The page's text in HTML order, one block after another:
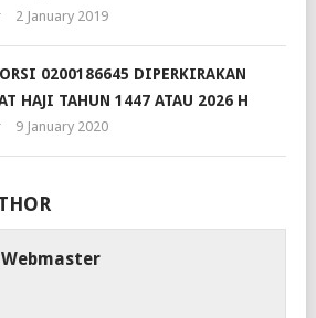
2 January 2019
0200186645 DIPERKIRAKAN
HAJI TAHUN 1447 ATAU 2026 H
9 January 2020
Webmaster